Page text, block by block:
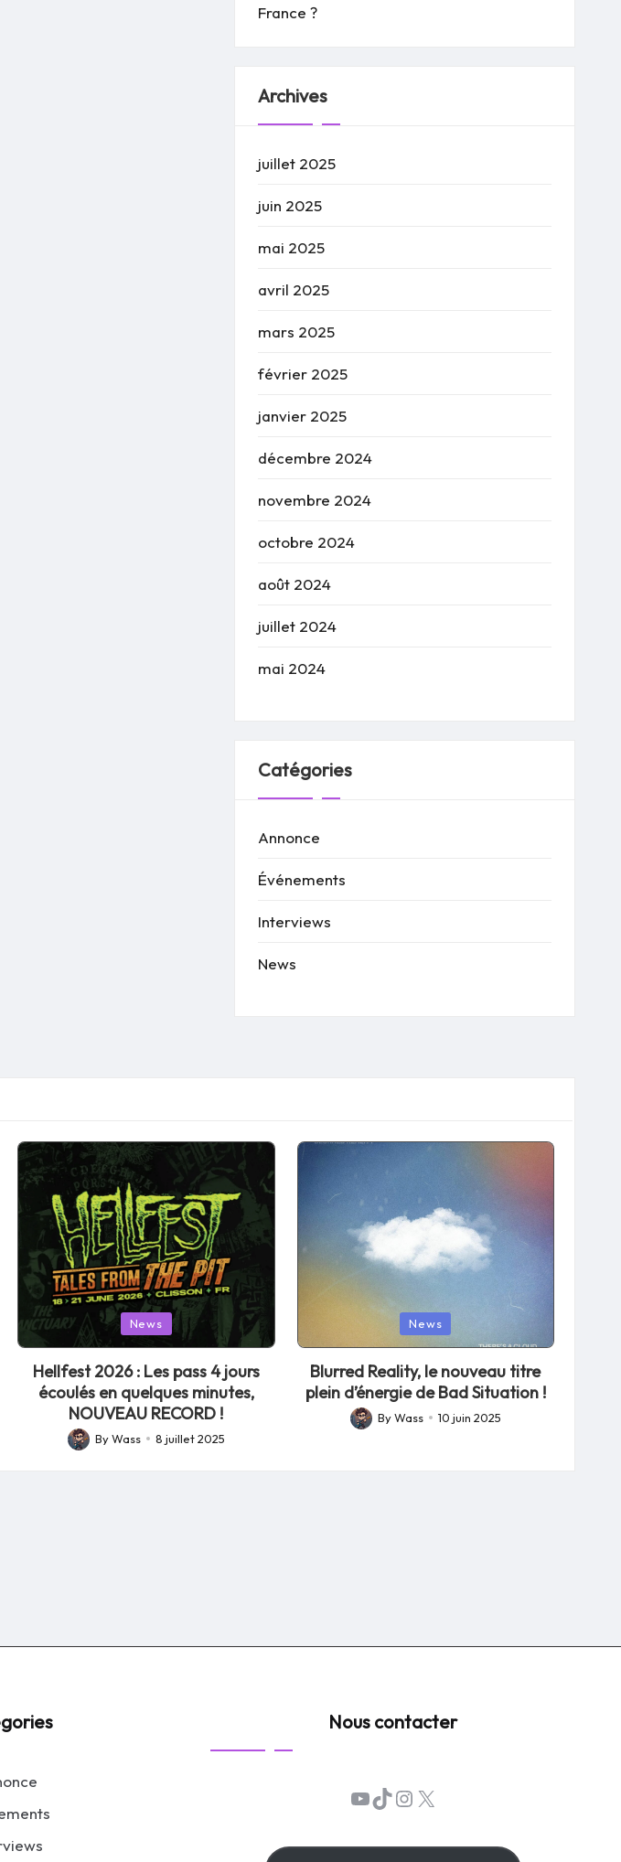
France ?
Archives
juillet 2025
juin 2025
mai 2025
avril 2025
mars 2025
février 2025
janvier 2025
décembre 2024
novembre 2024
octobre 2024
août 2024
juillet 2024
mai 2024
Catégories
Annonce
Événements
Interviews
News
Posted
in
News
Hellfest 2026 : Les pass 4 jours
écoulés en quelques minutes,
NOUVEAU RECORD !
Posted
ByWass 8 juillet 2025
in
News
Blurred Reality, le nouveau titre
plein d’énergie de Bad Situation !
Posted
ByWass 10 juin 2025
Nous contacter
YouTube
TikTok
Instagram
X